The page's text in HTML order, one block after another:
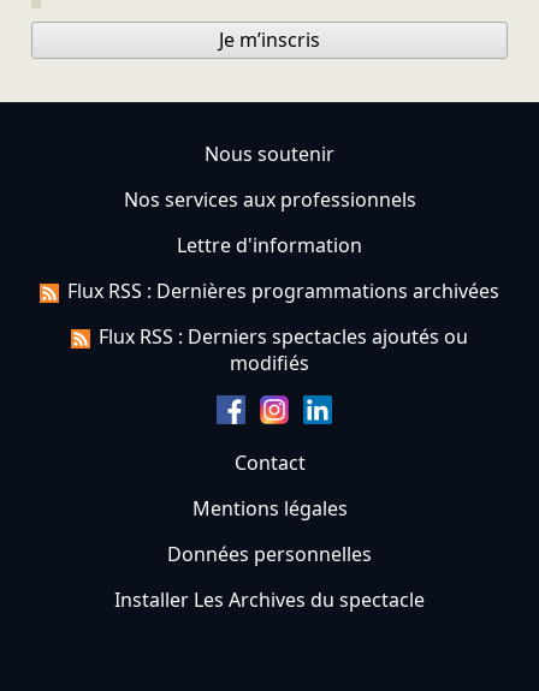
Je m’inscris
Nous soutenir
Nos services aux professionnels
Lettre d'information
Flux RSS : Dernières programmations archivées
Flux RSS : Derniers spectacles ajoutés ou
modifiés
Contact
Mentions légales
Données personnelles
Installer Les Archives du spectacle